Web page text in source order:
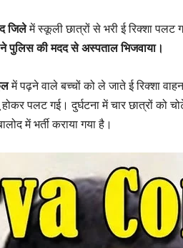
जिलेमें स्कूली छात्रों से भरी ई रिक्शा पलट
पुलिस की मदद से अस्पताल भिजवाया।
में पढ़ने वाले बच्चों को ले जाते ई रिक्शा
पलट गई। दुर्घटना में चार छात्रों को
में भर्ती कराया गया है।